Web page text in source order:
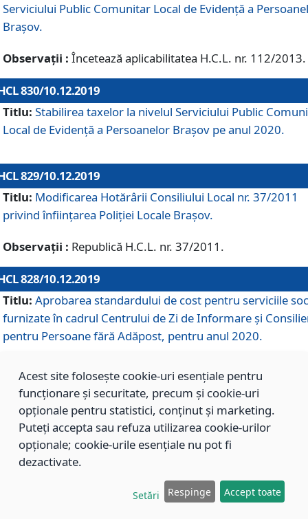
Serviciului Public Comunitar Local de Evidență a
Brașov.
Observații : Încetează aplicabilitatea H.C.L. nr. 112/2013.
830/10.12.2019
Titlu: Stabilirea taxelor la nivelul Serviciului Public
Local de Evidenţă a Persoanelor Braşov pe anul 2020.
829/10.12.2019
Titlu: Modificarea Hotărârii Consiliului Local nr. 37/2011
privind înființarea Poliției Locale Brașov.
Observații : Republică H.C.L. nr. 37/2011.
828/10.12.2019
Titlu: Aprobarea standardului de cost pentru serviciile
furnizate în cadrul Centrului de Zi de Informare și
pentru Persoane fără Adăpost, pentru anul 2020.
827/10.12.2019
Aprobarea standardului de cost pentru serviciile
furnizate în cadrul Centrului Rezidențial pentru Persoane
Adăpost, pentru anul 2020.
Aprobarea standardului de cost pentru serviciile
Acest site folosește cookie-uri esențiale pentru
funcționare și securitate, precum și cookie-uri
opționale pentru statistici, conținut și marketing.
Puteți accepta sau refuza utilizarea cookie-urilor
opționale; cookie-urile esențiale nu pot fi
dezactivate.
Setări Respinge Accept toate